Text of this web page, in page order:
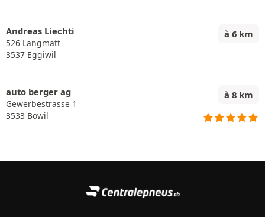
Andreas Liechti
526 Längmatt
3537 Eggiwil
à 6 km
auto berger ag
Gewerbestrasse 1
3533 Bowil
à 8 km